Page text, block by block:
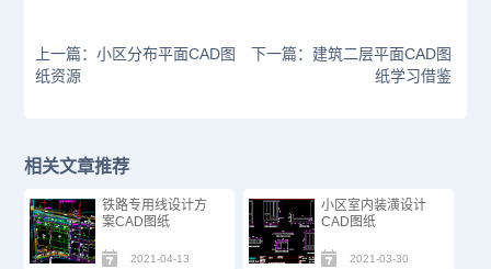
上一篇：小区分布平面CAD图
纸资源
下一篇：建筑二层平面CAD图
纸学习借鉴
相关文章推荐
铁路专用线设计方
案CAD图纸
2021-04-13
小区室内装潢设计
CAD图纸
2021-03-30